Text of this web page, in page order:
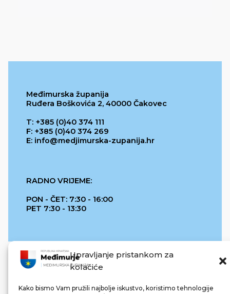
Upravljanje pristankom za
kolačiće
Kako bismo Vam pružili najbolje iskustvo, koristimo tehnologije
Međimurska županija
Ruđera Boškovića 2, 40000 Čakovec
T: +385 (0)40 374 111
F: +385 (0)40 374 269
E: info@medjimurska-zupanija.hr
RADNO VRIJEME:
PON - ČET: 7:30 - 16:00
PET 7:30 - 13:30